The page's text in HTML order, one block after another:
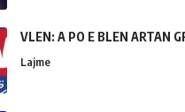
VLEN: A PO E BLEN ARTAN
Lajme